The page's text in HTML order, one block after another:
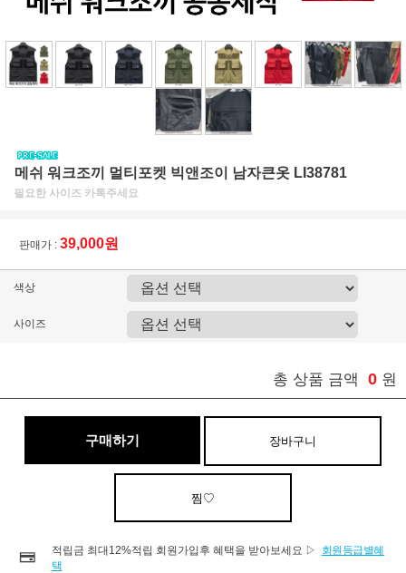
메쉬 워크조끼 멀티포켓 빅앤조이 남자큰옷 LI38781
필요한 사이즈 카톡주세요
판매가 : 39,000원
색상
사이즈
총 상품 금액 0 원
구매하기 장바구니
찜♡
적립금 최대12%적립 회원가입후 혜택을 받아보세요 ▷
회원등급별혜
택